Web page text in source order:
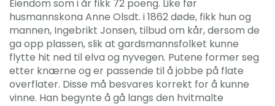
Eiendom som i år fikk 72 poeng. Like før
husmannskona Anne Olsdt. i 1862 døde, fikk hun og
mannen, Ingebrikt Jonsen, tilbud om kår, dersom de
ga opp plassen, slik at gardsmannsfolket kunne
flytte hit ned til elva og nyvegen. Putene former seg
etter knærne og er passende til å jobbe på flate
overflater. Disse må besvares korrekt for å kunne
vinne. Han begynte å gå langs den hvitmalte